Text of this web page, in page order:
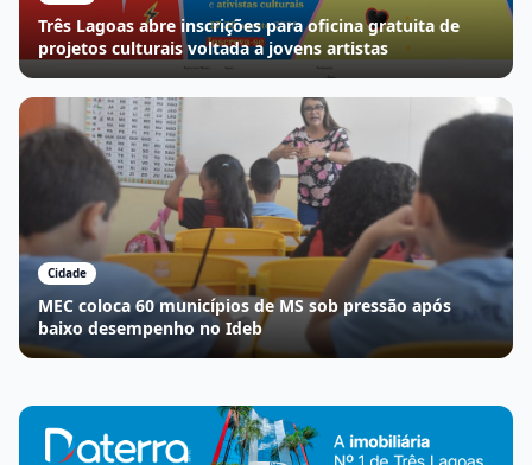
Três Lagoas abre inscrições para oficina gratuita de
projetos culturais voltada a jovens artistas
Cidade
MEC coloca 60 municípios de MS sob pressão após
baixo desempenho no Ideb